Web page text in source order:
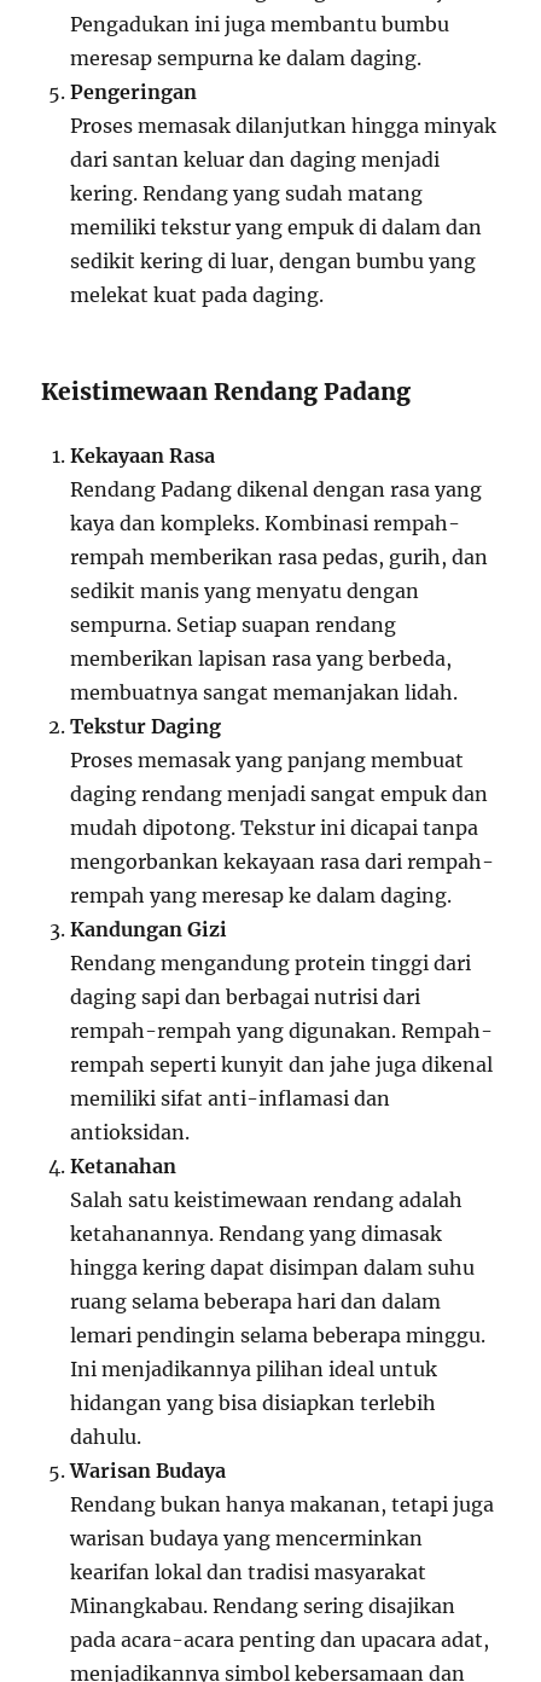
Pengadukan ini juga membantu bumbu
meresap sempurna ke dalam daging.
Pengeringan
Proses memasak dilanjutkan hingga minyak
dari santan keluar dan daging menjadi
kering. Rendang yang sudah matang
memiliki tekstur yang empuk di dalam dan
sedikit kering di luar, dengan bumbu yang
melekat kuat pada daging.
Keistimewaan Rendang Padang
Kekayaan Rasa
Rendang Padang dikenal dengan rasa yang
kaya dan kompleks. Kombinasi rempah-
rempah memberikan rasa pedas, gurih, dan
sedikit manis yang menyatu dengan
sempurna. Setiap suapan rendang
memberikan lapisan rasa yang berbeda,
membuatnya sangat memanjakan lidah.
Tekstur Daging
Proses memasak yang panjang membuat
daging rendang menjadi sangat empuk dan
mudah dipotong. Tekstur ini dicapai tanpa
mengorbankan kekayaan rasa dari rempah-
rempah yang meresap ke dalam daging.
Kandungan Gizi
Rendang mengandung protein tinggi dari
daging sapi dan berbagai nutrisi dari
rempah-rempah yang digunakan. Rempah-
rempah seperti kunyit dan jahe juga dikenal
memiliki sifat anti-inflamasi dan
antioksidan.
Ketanahan
Salah satu keistimewaan rendang adalah
ketahanannya. Rendang yang dimasak
hingga kering dapat disimpan dalam suhu
ruang selama beberapa hari dan dalam
lemari pendingin selama beberapa minggu.
Ini menjadikannya pilihan ideal untuk
hidangan yang bisa disiapkan terlebih
dahulu.
Warisan Budaya
Rendang bukan hanya makanan, tetapi juga
warisan budaya yang mencerminkan
kearifan lokal dan tradisi masyarakat
Minangkabau. Rendang sering disajikan
pada acara-acara penting dan upacara adat,
menjadikannya simbol kebersamaan dan